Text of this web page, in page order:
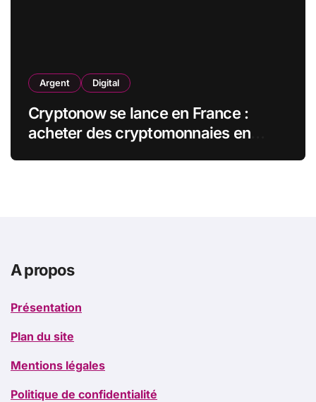
Argent Digital
Cryptonow se lance en France :
acheter des cryptomonnaies en
A propos
Présentation
Plan du site
Mentions légales
Politique de confidentialité